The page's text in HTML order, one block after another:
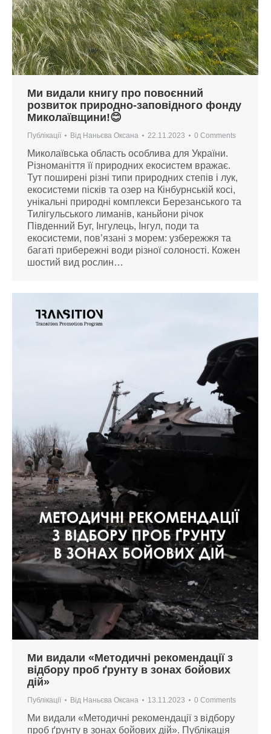
Ми видали книгу про повоєнний
розвиток природно-заповідного фонду
Миколаївщини!😊
Публікації Від Наньєва Оксана 22.11.2023 0 Comments
Миколаївська область особлива для України.
Різноманіття її природних екосистем вражає.
Тут поширені різні типи природних степів і лук,
екосистеми пісків та озер на Кінбурнській косі,
унікальні природні комплекси Березанського та
Тилігульського лиманів, каньйони річок
Південний Буг, Інгулець, Інгул, поди та
екосистеми, пов’язані з морем: узбережжя та
багаті прибережні води різної солоності. Кожен
шостий вид рослин…
Ми видали «Методичні рекомендації з
відбору проб ґрунту в зонах бойових
дій»
Публікації Від Наньєва Оксана 13.11.2023 0 Comments
Ми видали «Методичні рекомендації з відбору
проб ґрунту в зонах бойових дій». Публікація